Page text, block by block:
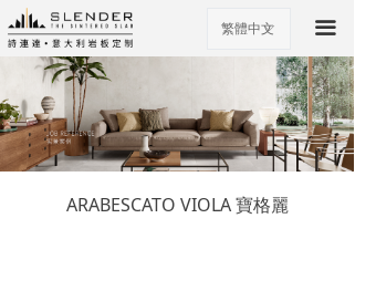
끀
ꀅ
繁體中文
ARABESCATO VIOLA 寶格麗